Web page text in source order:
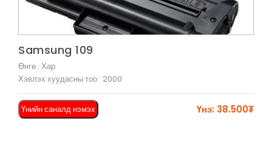
Samsung 109
Өнгө : Хар
Хэвлэх хуудасны тоо : 2000
Үнийн саналд нэмэх Үнэ: 38.500₮